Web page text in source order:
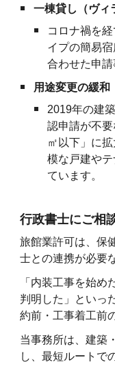
一棟貸し（ヴィ
コロナ禍を
イプの簡易
合わせた申請
用途変更の緩和
2019年の建
認申請が不
㎡以下」に
模な戸建や
ています。
行政書士にご相
旅館業許可は、保
士との連携が必要
「内装工事を始め
判明した」といっ
約前・工事着工前
当事務所は、建築
し、最短ルートで